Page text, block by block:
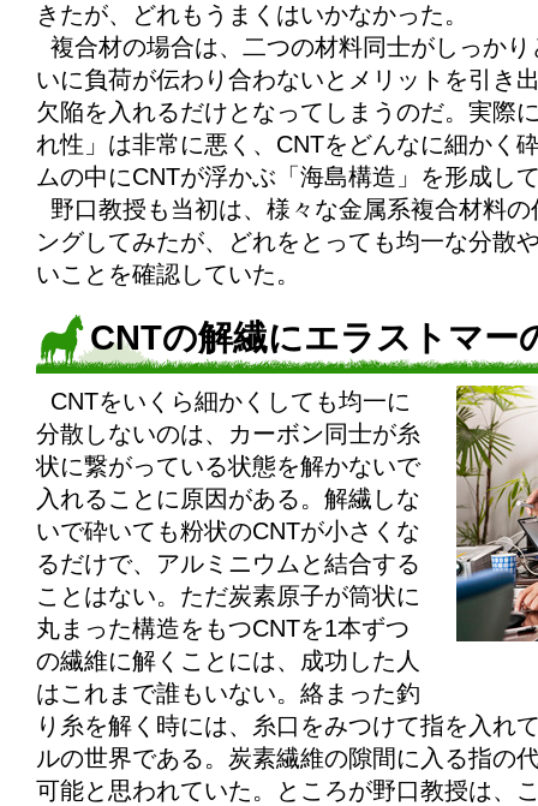
きたが、どれもうまくはいかなかった。
複合材の場合は、二つの材料同士がしっか
いに負荷が伝わり合わないとメリットを引き
欠陥を入れるだけとなってしまうのだ。実際
れ性」は非常に悪く、CNTをどんなに細かく
ムの中にCNTが浮かぶ「海島構造」を形成し
野口教授も当初は、様々な金属系複合材料
ングしてみたが、どれをとっても均一な分散
いことを確認していた。
CNTの解繊にエラストマー
CNTをいくら細かくしても均一に
分散しないのは、カーボン同士が糸
状に繋がっている状態を解かないで
入れることに原因がある。解繊しな
いで砕いても粉状のCNTが小さくな
るだけで、アルミニウムと結合する
ことはない。ただ炭素原子が筒状に
丸まった構造をもつCNTを1本ずつ
の繊維に解くことには、成功した人
はこれまで誰もいない。絡まった釣
り糸を解く時には、糸口をみつけて指を入れ
ルの世界である。炭素繊維の隙間に入る指の
可能と思われていた。ところが野口教授は、